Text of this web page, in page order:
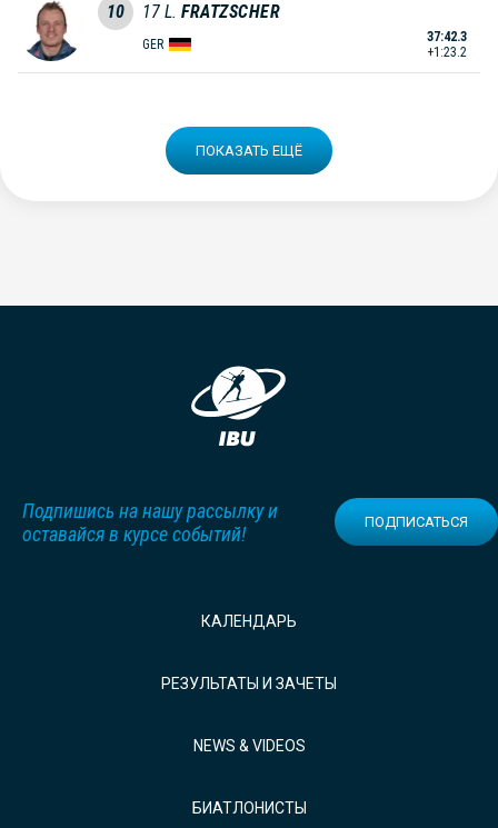
10 17 L. FRATZSCHER
GER
37:42.3
+1:23.2
ПОКАЗАТЬ ЕЩЁ
Подпишись на нашу рассылку и
оставайся в курсе событий!
ПОДПИСАТЬСЯ
КАЛЕНДАРЬ
РЕЗУЛЬТАТЫ И ЗАЧЕТЫ
NEWS & VIDEOS
БИАТЛОНИСТЫ